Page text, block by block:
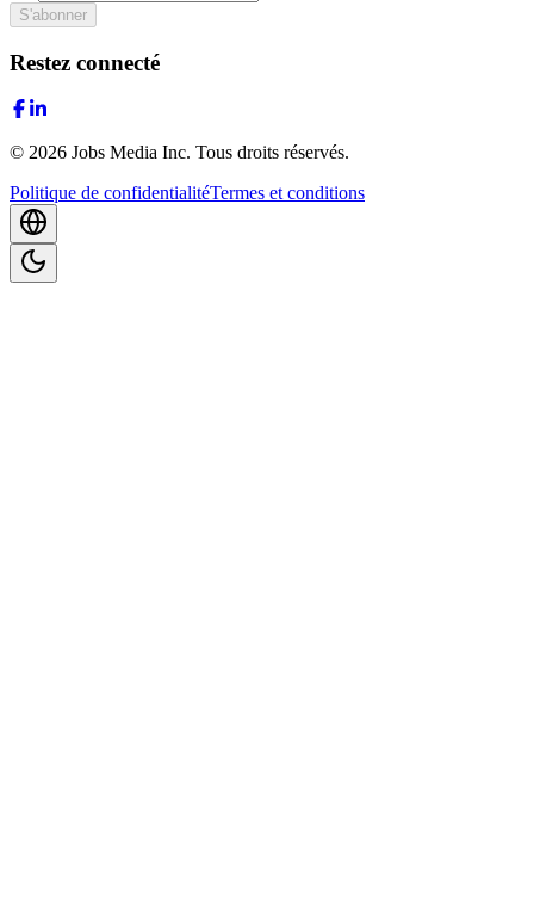
S'abonner
Restez connecté
© 2026 Jobs Media Inc. Tous droits réservés.
Politique de confidentialitéTermes et conditions